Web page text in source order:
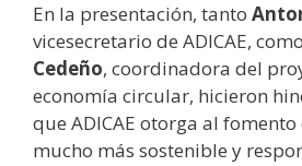
En la presentación, tanto
vicesecretario de ADICAE, como
Cedeño, coordinadora del
economía circular, hicieron
que ADICAE otorga al
mucho más sostenible y